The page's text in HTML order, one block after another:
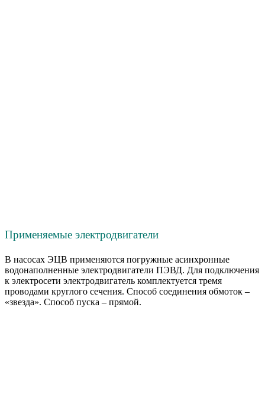
Применяемые электродвигатели
В насосах ЭЦВ применяются погружные асинхронные
водонаполненные электродвигатели ПЭВД. Для подключения
к электросети электродвигатель комплектуется тремя
проводами круглого сечения. Способ соединения обмоток –
«звезда». Способ пуска – прямой.